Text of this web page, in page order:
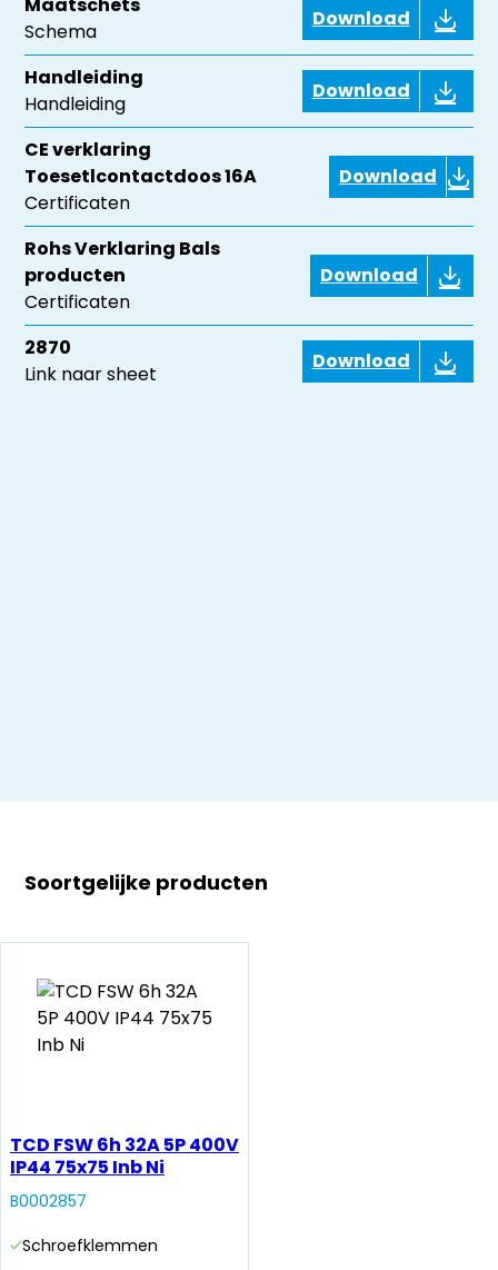
Maatschets
Schema
Download
Handleiding
Handleiding
Download
CE verklaring
Toesetlcontactdoos 16A
Certificaten
Download
Rohs Verklaring Bals
producten
Certificaten
Download
2870
Link naar sheet
Download
Soortgelijke producten
TCD FSW 6h 32A 5P 400V
IP44 75x75 Inb Ni
B0002857
Schroefklemmen